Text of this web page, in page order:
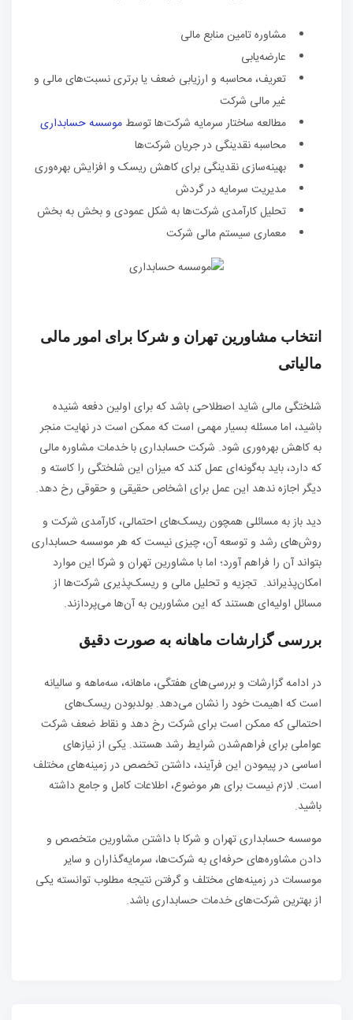
مشاوره تامین منابع مالی
عارضه‌یابی
تعریف، محاسبه و ارزیابی ضعف یا برتری نسبت‌های مالی و
غیر مالی شرکت
مطالعه ساختار سرمایه شرکت‌ها توسط موسسه حسابداری
محاسبه نقدینگی در جریان شرکت‌ها
بهینه‌سازی نقدینگی برای کاهش ریسک و افزایش بهره‌وری
مدیریت سرمایه در گردش
تحلیل کارآمدی شرکت‌ها به شکل عمودی و بخش به بخش
معماری سیستم مالی شرکت
انتخاب مشاورین تهران و شرکا برای امور مالی
مالیاتی
شلختگی مالی شاید اصطلاحی باشد که برای اولین دفعه شنیده
باشید، اما مسئله بسیار مهمی است که ممکن است در نهایت منجر
به کاهش بهره‌وری شود. شرکت حسابداری با خدمات مشاوره مالی
که دارد، باید به‌گونه‌ای عمل کند که میزان این شلختگی را کاسته و
دیگر اجازه ندهد این عمل برای اشخاص حقیقی و حقوقی رخ دهد.
دید باز به مسائلی همچون ریسک‌های احتمالی، کارآمدی شرکت و
روش‌های رشد و توسعه آن، چیزی نیست که هر موسسه حسابداری
بتواند آن را فراهم آورد؛ اما با مشاورین تهران و شرکا این موارد
امکان‌پذیر‌اند. تجزیه و تحلیل مالی و ریسک‌پذیری شرکت‌ها از
مسائل اولیه‌ای هستند که این مشاورین به آن‌ها می‌پردازند.
بررسی گزارشات ماهانه به صورت دقیق
در ادامه گزارشات و بررسی‌های هفتگی، ماهانه، سه‌ماهه و سالیانه
است که اهیمت خود را نشان می‌دهد. بولد‌بودن ریسک‌های
احتمالی که ممکن است برای شرکت رخ دهد و نقاط ضعف شرکت
عواملی برای فراهم‌شدن شرایط رشد هستند. یکی از نیاز‌های
اساسی در پیمودن این فرآیند، داشتن تخصص در زمینه‌های مختلف
است. لازم نیست برای هر موضوع، اطلاعات کامل و جامع داشته
باشید.
موسسه حسابداری تهران و شرکا با داشتن مشاورین متخصص و
دادن مشاوره‌های حرفه‌ای به شرکت‌ها، سرمایه‌گذاران و سایر
موسسات در زمینه‌های مختلف و گرفتن نتیجه مطلوب توانسته یکی
از بهترین شرکت‌های خدمات حسابداری باشد.